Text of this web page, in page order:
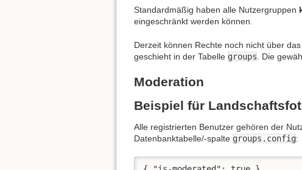
Standardmäßig haben alle Nutzergruppen
eingeschränkt werden können.
Derzeit können Rechte noch nicht über
geschieht in der Tabelle groups . Die
Moderation
Beispiel für
Alle registrierten Benutzer gehören der
Datenbanktabelle/-spalte groups.config: